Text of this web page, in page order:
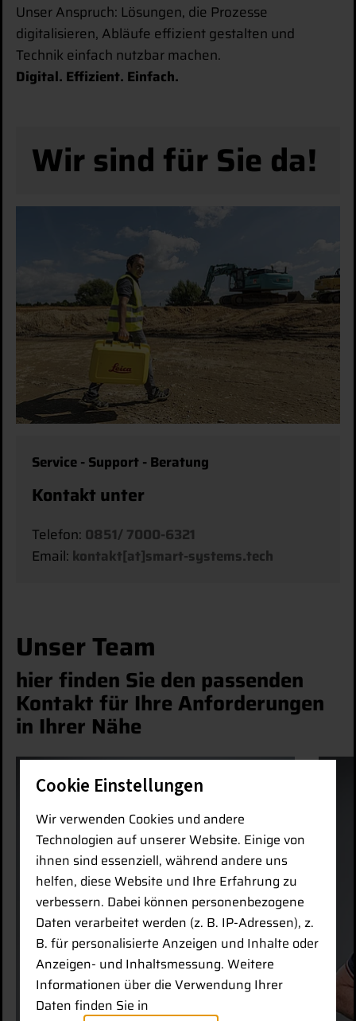
Unser Anspruch: Lösungen, die Prozesse
digitalisieren, Abläufe effizient gestalten und
Technik einfach nutzbar machen.
Digital. Effizient. Einfach.
Wir sind für Sie da!
Service - Support - Beratung
Kontakt unter
Telefon: 0851/ 7000-6321
Email: kontakt[at]smart-systems.tech
Unser Team
hier finden Sie den passenden
Kontakt für Ihre Anforderungen
in Ihrer Nähe
Cookie Einstellungen
Wir verwenden Cookies und andere
Technologien auf unserer Website. Einige von
ihnen sind essenziell, während andere uns
helfen, diese Website und Ihre Erfahrung zu
verbessern. Dabei können personenbezogene
Daten verarbeitet werden (z. B. IP-Adressen), z.
B. für personalisierte Anzeigen und Inhalte oder
Anzeigen- und Inhaltsmessung. Weitere
Informationen über die Verwendung Ihrer
Daten finden Sie in